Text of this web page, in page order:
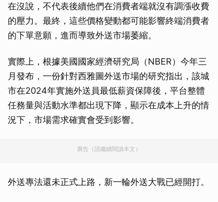
在沒說，不代表後續他們在消費者端就沒有調漲收費
的壓力。最終，這些價格變動都可能影響終端消費者
的下單意願，進而導致外送市場萎縮。
實際上，根據美國國家經濟研究局（NBER）今年三
月發布，一份針對西雅圖外送市場的研究指出，該城
市在2024年實施外送員最低薪資保障後，平台整體
任務量與活動水準都出現下降，顯示在成本上升的情
況下，市場需求確實會受到影響。
廣告（請繼續閱讀本文）
外送專法還未正式上路，新一輪外送大戰已經開打。